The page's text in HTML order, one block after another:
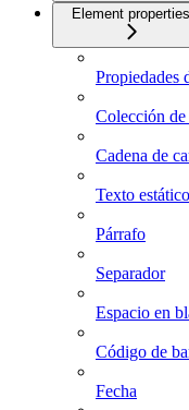
Element properties
Propiedades
Colección de
Cadena de
Texto estático
Párrafo
Separador
Espacio en
Código de
Fecha